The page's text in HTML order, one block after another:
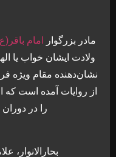
مادر بزرگوار امام
ولادت ایشان خواب یا
نشان‌دهنده مقام ویژه
از روایات آمده است که
را در
بحارالانوار،